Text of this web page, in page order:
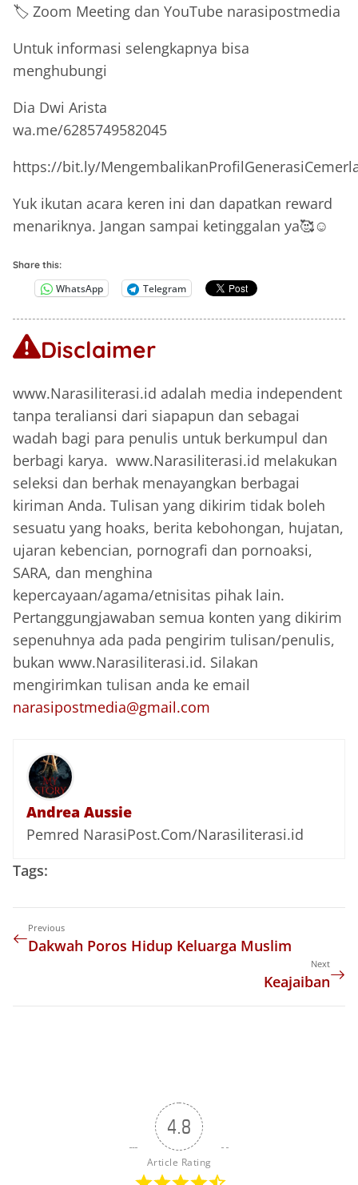
🏷️ Zoom Meeting dan YouTube narasipostmedia
Untuk informasi selengkapnya bisa
menghubungi
Dia Dwi Arista
wa.me/6285749582045
https://bit.ly/
Yuk ikutan acara keren ini dan dapatkan reward
menariknya. Jangan sampai ketinggalan ya🥰☺️
Share this:
WhatsApp Telegram
Disclaimer
www.Narasiliterasi.id adalah media independent
tanpa teraliansi dari siapapun dan sebagai
wadah bagi para penulis untuk berkumpul dan
berbagi karya. www.Narasiliterasi.id melakukan
seleksi dan berhak menayangkan berbagai
kiriman Anda. Tulisan yang dikirim tidak boleh
sesuatu yang hoaks, berita kebohongan, hujatan,
ujaran kebencian, pornografi dan pornoaksi,
SARA, dan menghina
kepercayaan/agama/etnisitas pihak lain.
Pertanggungjawaban semua konten yang dikirim
sepenuhnya ada pada pengirim tulisan/penulis,
bukan www.Narasiliterasi.id. Silakan
mengirimkan tulisan anda ke email
narasipostmedia@gmail.com
Andrea Aussie
Pemred NarasiPost.Com/Narasiliterasi.id
Tags:
Previous
Dakwah Poros Hidup Keluarga Muslim
Next
Keajaiban
4.8
Article Rating